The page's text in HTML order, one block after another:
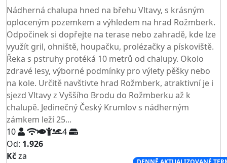
Nádherná chalupa hned na břehu Vltavy, s krásným
oploceným pozemkem a výhledem na hrad Rožmberk.
Odpočinek si dopřejte na terase nebo zahradě, kde lze
využít gril, ohniště, houpačku, prolézačky a pískoviště.
Řeka s pstruhy protéká 10 metrů od chalupy. Okolo
zdravé lesy, výborné podmínky pro výlety pěšky nebo
na kole. Určitě navštivte hrad Rožmberk, atraktivní je i
sjezd Vltavy z Vyššího Brodu do Rožmberku až k
chalupě. Jedinečný Český Krumlov s nádherným
zámkem leží 25...
10
4
Od: 1.926
Kčza